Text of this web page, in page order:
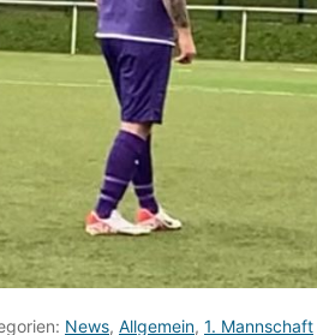
News, Allgemein, 1. Mannschaft